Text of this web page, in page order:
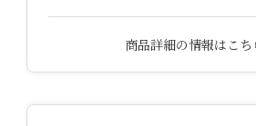
商品詳細の情報はこち